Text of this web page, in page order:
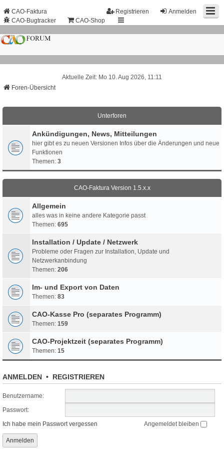
Anmelden
Registrieren
CAO-Faktura
CAO-Bugtracker
CAO-Shop
Aktuelle Zeit: Mo 10. Aug 2026, 11:11
Foren-Übersicht
Unterforen
Ankündigungen, News, Mitteilungen
hier gibt es zu neuen Versionen Infos über die Änderungen und neue
Funktionen
Themen: 3
CAO-Faktura Version 1.5.x.x
Allgemein
alles was in keine andere Kategorie passt
Themen: 695
Installation / Update / Netzwerk
Probleme oder Fragen zur Installation, Update und
Netzwerkanbindung
Themen: 206
Im- und Export von Daten
Themen: 83
CAO-Kasse Pro (separates Programm)
Themen: 159
CAO-Projektzeit (separates Programm)
Themen: 15
ANMELDEN • REGISTRIEREN
Benutzername:
Passwort:
Ich habe mein Passwort vergessen
Angemeldet bleiben